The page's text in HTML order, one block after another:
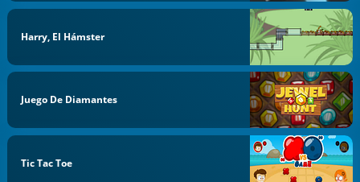
Harry, El Hámster
Juego De Diamantes
Tic Tac Toe